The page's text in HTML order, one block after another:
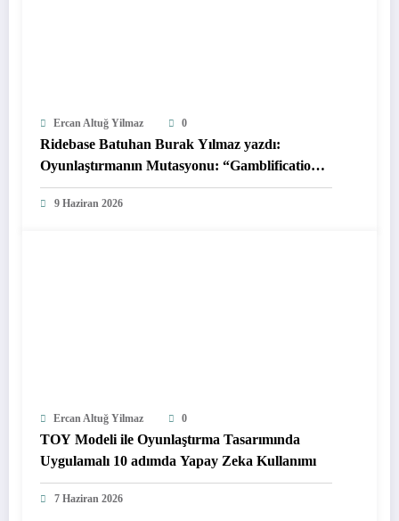
Ercan Altuğ Yilmaz 0
Ridebase Batuhan Burak Yılmaz yazdı:
Oyunlaştırmanın Mutasyonu: “Gamblification-
Etik Kumarlaştırma”
9 Haziran 2026
Ercan Altuğ Yilmaz 0
TOY Modeli ile Oyunlaştırma Tasarımında
Uygulamalı 10 adımda Yapay Zeka Kullanımı
7 Haziran 2026